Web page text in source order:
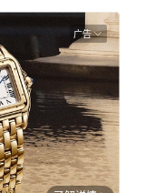
广告